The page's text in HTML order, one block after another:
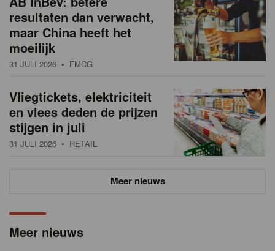
Meer nieuws
resultaten dan verwacht,
maar China heeft het
moeilijk
31 JULI 2026 • FMCG
Vliegtickets, elektriciteit
en vlees deden de prijzen
stijgen in juli
31 JULI 2026 • RETAIL
Meer nieuws